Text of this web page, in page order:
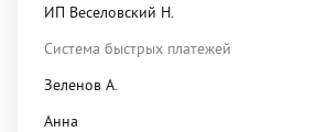
ИП Веселовский Н.
Система быстрых платежей
Зеленов А.
Анна